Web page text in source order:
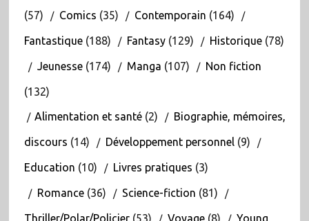
(57) Comics (35) Contemporain (164)
Fantastique(188) Fantasy(129) Historique(78)
Jeunesse(174) Manga (107) Non fiction
(132)
Alimentation et santé(2) Biographie, mémoires,
discours (14) Développement personnel(9)
Education (10) Livres pratiques (3)
Romance(36) Science-fiction (81)
Thriller/Polar/Policier(53) Voyage(8) Young